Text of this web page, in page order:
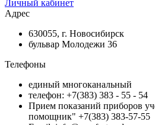
Личный кабинет
Адрес
630055, г. Новосибирск
бульвар Молодежи 36
Телефоны
единый многоканальный
телефон: +7(383) 383 - 55 - 54
Прием показаний приборов
помощник" +7(383) 383-57-55